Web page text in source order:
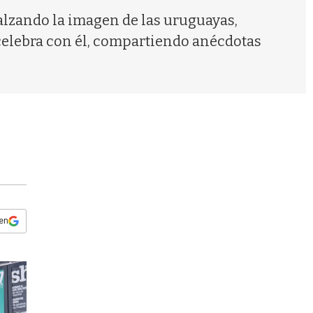
la imagen de las uruguayas,
con él, compartiendo anécdotas